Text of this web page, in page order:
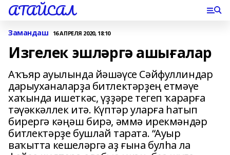
АТАЙСАЛ
Замандаш 16 АПРЕЛЯ 2020, 18:10
Изгелек эшләргә ашығалар
Аҡъяр ауылында йәшәүсе Сәйфуллиндар
дарыуханаларҙа битлектәрҙең етмәүе
хаҡында ишеткәс, үҙҙәре тегеп ҡарарға
тәүәккәллек итә. Күптәр уларға һатып
бирергә кәңәш бирә, әммә ирекмәндәр
битлектәрҙе бушлай тарата. “Ауыр
ваҡытта кешеләргә аҙ ғына булһа ла